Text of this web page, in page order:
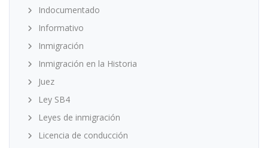
Indocumentado
Informativo
Inmigración
Inmigración en la Historia
Juez
Ley SB4
Leyes de inmigración
Licencia de conducción